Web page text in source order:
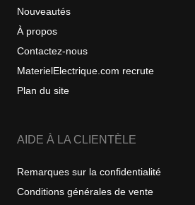
Nouveautés
À propos
Contactez-nous
MaterielElectrique.com recrute
Plan du site
AIDE À LA CLIENTÈLE
Remarques sur la confidentialité
Conditions générales de vente